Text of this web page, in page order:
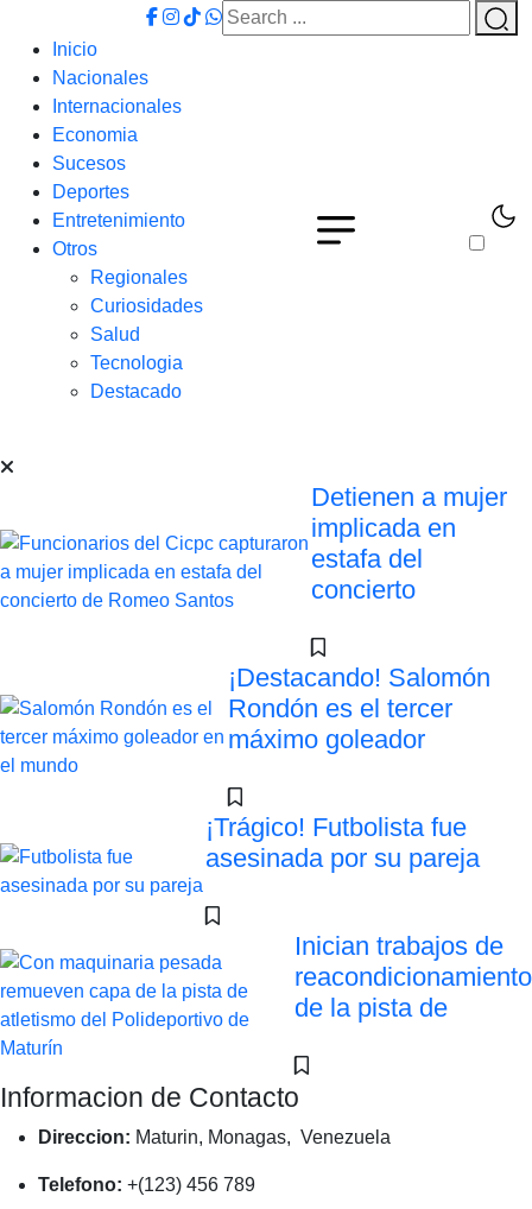
Inicio
Nacionales
Internacionales
Economia
Sucesos
Deportes
Entretenimiento
Otros
Regionales
Curiosidades
Salud
Tecnologia
Destacado
Detienen a mujer
implicada en
estafa del
concierto
¡Destacando! Salomón
Rondón es el tercer
máximo goleador
¡Trágico! Futbolista fue
asesinada por su pareja
Inician trabajos de
reacondicionamiento
de la pista de
Informacion de Contacto
Direccion: Maturin, Monagas, Venezuela
Telefono: +(123) 456 789